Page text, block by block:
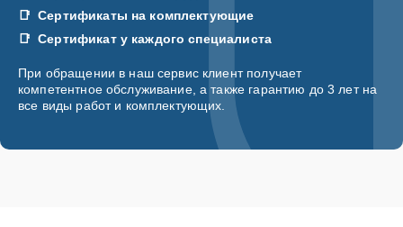
Сертификаты на комплектующие
Сертификат у каждого специалиста
При обращении в наш сервис клиент получает
компетентное обслуживание, а также гарантию до 3 лет на
все виды работ и комплектующих.